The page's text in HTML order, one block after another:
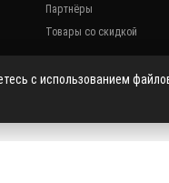
Партнёры
Товары со скидкой
с использованием